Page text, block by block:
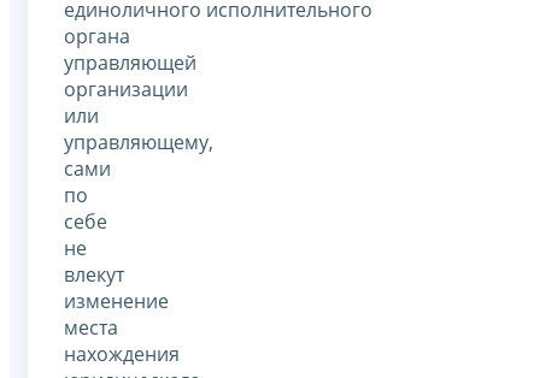
единоличного исполнительного
органа
управляющей
организации
или
управляющему,
сами
по
себе
не
влекут
изменение
места
нахождения